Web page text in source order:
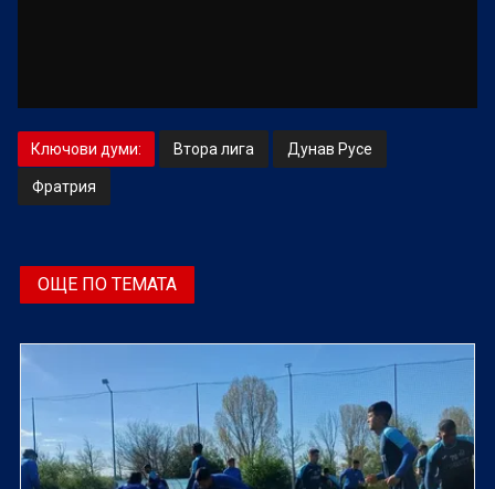
Ключови думи: Втора лига Дунав Русе
Фратрия
ОЩЕ ПО ТЕМАТА